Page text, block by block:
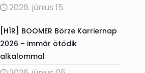
2026. június 15.
[HÍR] BOOMER Börze Karriernap
2026 – immár ötödik
alkalommal